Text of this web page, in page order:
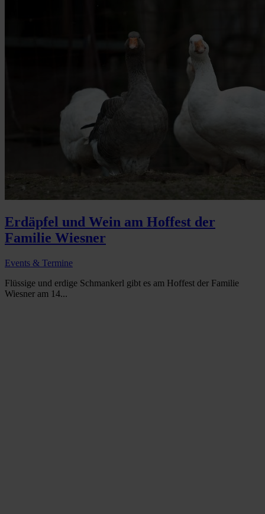
Erdäpfel und Wein am Hoffest der
Familie Wiesner
Events & Termine
Flüssige und erdige Schmankerl gibt es am Hoffest der Familie
Wiesner am 14...